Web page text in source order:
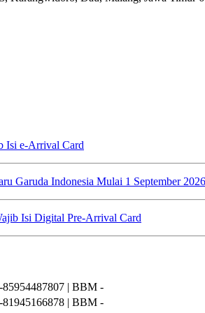
Isi e-Arrival Card
Garuda Indonesia Mulai 1 September 2026
Isi Digital Pre-Arrival Card
85954487807 | BBM -
81945166878 | BBM -